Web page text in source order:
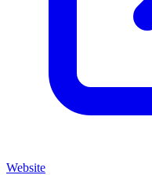
Website